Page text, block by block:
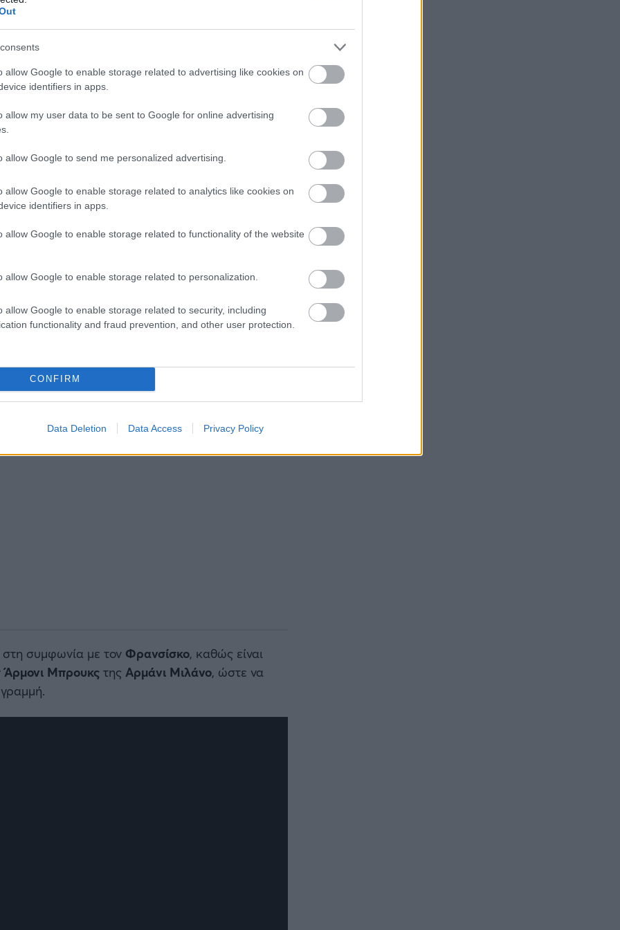
allow Google to enable storage related to advertising like cookies on
identifiers in apps.
allow my user data to be sent to Google for online advertising
allow Google to send me personalized advertising.
allow Google to enable storage related to analytics like cookies on
identifiers in apps.
allow Google to enable storage related to functionality of the website
allow Google to enable storage related to personalization.
allow Google to enable storage related to security, including
functionality and fraud prevention, and other user protection.
CONFIRM
Data Deletion Data Access Privacy Policy
του
μπόρεσε να επιτύχει
τη διαπραγμάτευση που έκανε με τους
που προσυπέγραψε την κορυφαία μεταγραφική
στην ιστορία του.
για ενδιαφέρον του
δρομολογηθεί και έδωσε τη δυνατότητα στον
διευθετήσει και τις τελευταίες
συμφωνία με τον Φρανσίσκο, καθώς είναι
Άρμονι Μπρουκς της Αρμάνι Μιλάνο, ώστε να